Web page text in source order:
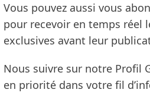
Vous pouvez aussi vous
pour recevoir en temps réel
exclusives avant leur
Nous suivre sur notre Profil
en priorité dans votre fil